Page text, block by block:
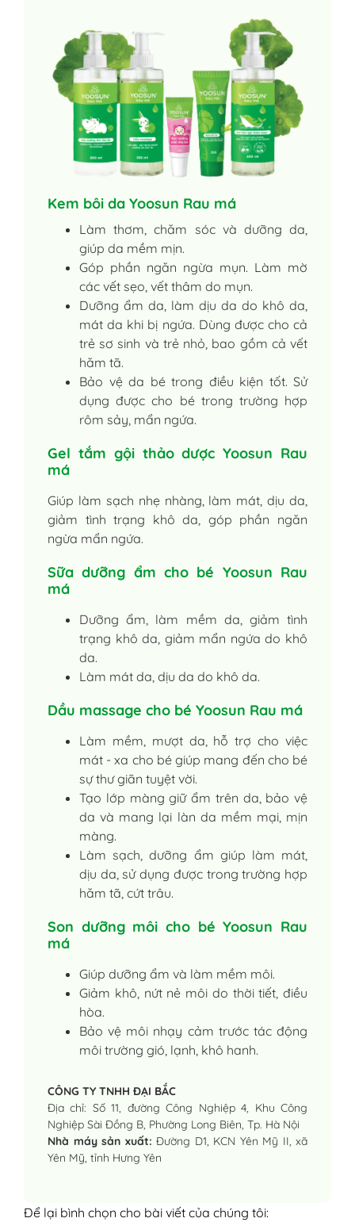
Kem bôi da Yoosun Rau má
Làm thơm, chăm sóc và dưỡng da,
giúp da mềm mịn.
Góp phần ngăn ngừa mụn. Làm mờ
các vết sẹo, vết thâm do mụn.
Dưỡng ẩm da, làm dịu da do khô da,
mát da khi bị ngứa. Dùng được cho cả
trẻ sơ sinh và trẻ nhỏ, bao gồm cả vết
hăm tã.
Bảo vệ da bé trong điều kiện tốt. Sử
dụng được cho bé trong trường hợp
rôm sảy, mẩn ngứa.
Gel tắm gội thảo dược Yoosun Rau
má
Giúp làm sạch nhẹ nhàng, làm mát, dịu da,
giảm tình trạng khô da, góp phần ngăn
ngừa mẩn ngứa.
Sữa dưỡng ẩm cho bé Yoosun Rau
má
Dưỡng ẩm, làm mềm da, giảm tình
trạng khô da, giảm mẩn ngứa do khô
da.
Làm mát da, dịu da do khô da.
Dầu massage cho bé Yoosun Rau má
Làm mềm, mượt da, hỗ trợ cho việc
mát - xa cho bé giúp mang đến cho bé
sự thư giãn tuyệt vời.
Tạo lớp màng giữ ẩm trên da, bảo vệ
da và mang lại làn da mềm mại, mịn
màng.
Làm sạch, dưỡng ẩm giúp làm mát,
dịu da, sử dụng được trong trường hợp
hăm tã, cứt trâu.
Son dưỡng môi cho bé Yoosun Rau
má
Giúp dưỡng ẩm và làm mềm môi.
Giảm khô, nứt nẻ môi do thời tiết, điều
hòa.
Bảo vệ môi nhạy cảm trước tác động
môi trường gió, lạnh, khô hanh.
CÔNG TY TNHH ĐẠI BẮC
Địa chỉ: Số 11, đường Công Nghiệp 4, Khu Công
Nghiệp Sài Đồng B, Phường Long Biên, Tp. Hà Nội
Nhà máy sản xuất: Đường D1, KCN Yên Mỹ II, xã
Yên Mỹ, tỉnh Hưng Yên
Để lại bình chọn cho bài viết của chúng tôi: